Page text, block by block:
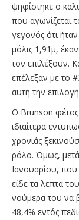
ψηφίστηκε ο
που αγωνίζεται
γεγονός ότι
μόλις 1,91μ,
τον επιλέξουν.
επέλεξαν με το
αυτή την
Ο Brunson φέτος
ιδιαίτερα
χρονιάς
ρόλο. Όμως,
Ιανουαρίου,
είδε τα λεπτά
νούμερα του να
48,4% εντός